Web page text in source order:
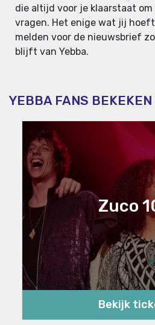
die altijd voor je klaarstaat
vragen. Het enige wat jij
melden voor de nieuwsbrief
blijft van Yebba.
YEBBA FANS BEKEKEN
Zuco
Bekijk